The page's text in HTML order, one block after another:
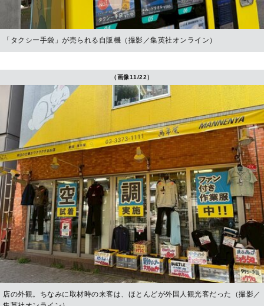
「タクシー手袋」が売られる自販機（撮影／集英社オンライン）
（画像11/22）
店の外観。ちなみに取材時の来客は、ほとんどが外国人観光客だった（撮影／